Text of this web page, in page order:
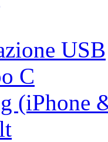
USB
C
(iPhone